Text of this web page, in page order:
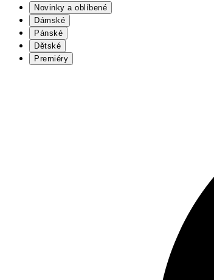
Novinky a oblíbené
Dámské
Pánské
Dětské
Premiéry